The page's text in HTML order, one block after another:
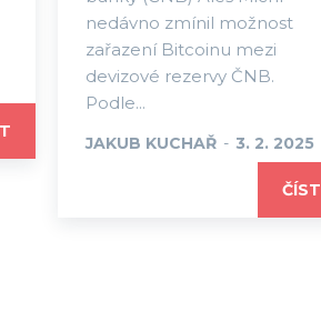
nedávno zmínil možnost
zařazení Bitcoinu mezi
devizové rezervy ČNB.
Podle...
JAKUB KUCHAŘ - 3. 2. 2025
ČÍST